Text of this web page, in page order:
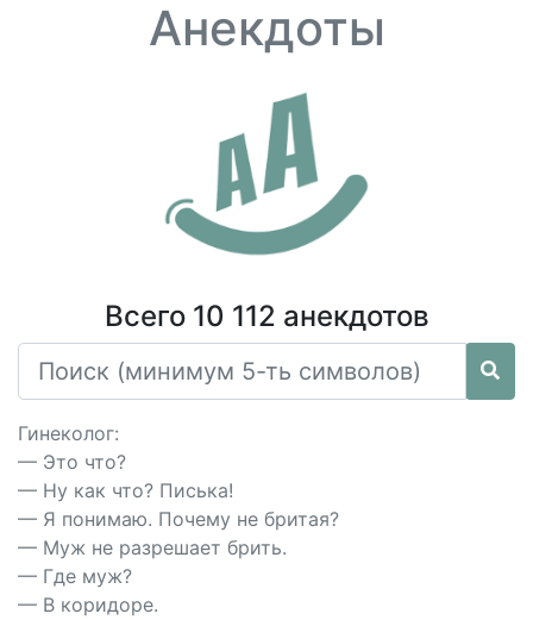
Анекдоты
Всего 10 112 анекдотов
Гинеколог:
— Это что?
— Ну как что? Писька!
— Я понимаю. Почему не бритая?
— Муж не разрешает брить.
— Где муж?
— В коридоре.